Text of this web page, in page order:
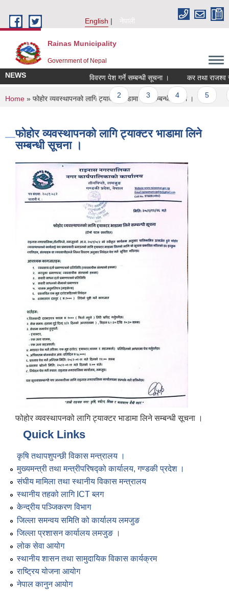
English
नेपाली
Rainas Municipality
Government of Nepal
NEWS विवरण पेश गर्ने सम्बन्धी सूचना । कर तथा राजश्व
Pages
1
You are here
Home » फोहोर व्यवस्थापनको लागि ट्याक्टर भाडामा लिने सम्बन्धी सूचना ।
फोहोर व्यवस्थापनको लागि ट्याक्टर भाडामा लिने
सम्बन्धी सूचना ।
फोहोर व्यवस्थापनको लागि ट्याक्टर भाडामा लिने सम्बन्धी सूचना ।
Quick Links
कृषि तथापशुपन्छी विकास मन्त्रालय ।
मुख्यमन्त्री तथा मन्त्रीपरिषद्को कार्यालय, गण्डकी प्रदेश ।
संघीय मामिला तथा स्थानीय विकास मन्त्रालय
स्थानीय तहको लागि ICT ब्लग
केन्द्रीय पञ्जिकरण विभाग
जिल्ला समन्वय समिति को कार्यालय लमजुङ
जिल्ला प्रशासन कार्यालय लमजुङ ।
लोक सेवा आयोग
स्थानीय शासन तथा सामुदायिक विकास कार्यक्रम
राष्ट्रिय योजना आयोग
नेपाल कानुन आयोग